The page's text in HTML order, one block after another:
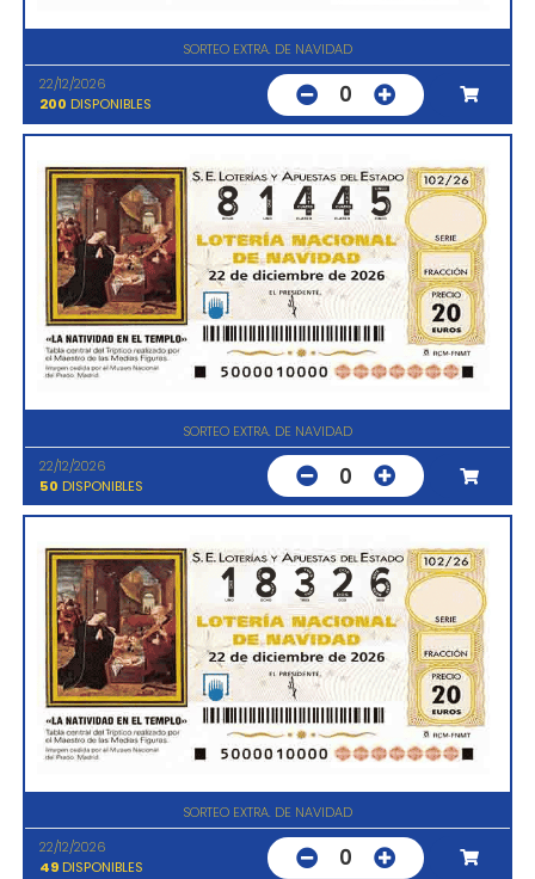
SORTEO EXTRA. DE NAVIDAD
22/12/2026
200 DISPONIBLES 0
SORTEO EXTRA. DE NAVIDAD
22/12/2026
50 DISPONIBLES 0
SORTEO EXTRA. DE NAVIDAD
22/12/2026
49DISPONIBLES 0